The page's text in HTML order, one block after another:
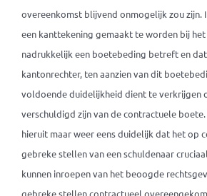
overeenkomst blijvend onmogelijk zou zijn.
een kanttekening gemaakt te worden bij
nadrukkelijk een boetebeding betreft en
kantonrechter, ten aanzien van dit
voldoende duidelijkheid dient te verkrijgen
verschuldigd zijn van de contractuele
hieruit maar weer eens duidelijk dat het op
gebreke stellen van een schuldenaar
kunnen inroepen van het beoogde
gebreke stellen contractueel